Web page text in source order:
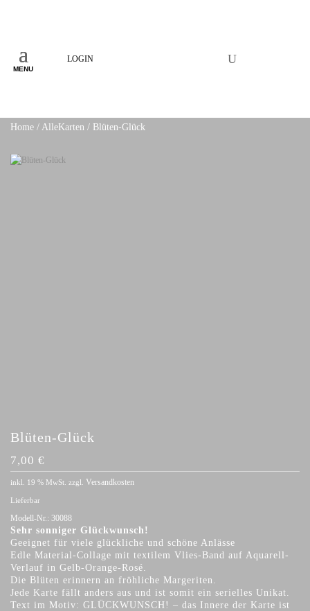
MENU
LOGIN
Home / AlleKarten / Blüten-Glück
Blüten-Glück
7,00 €
inkl. 19 % MwSt. zzgl. Versandkosten
Lieferbar
Modell-Nr.: 30088
Sehr sonniger Glückwunsch!
Geeignet für viele glückliche und schöne Anlässe
Edle Material-Collage mit textilem Vlies-Band auf Aquarell-
Verlauf in Gelb-Orange-Rosé.
Die Blüten erinnern an fröhliche Margeriten.
Jede Karte fällt anders aus und ist somit ein serielles Unikat.
Text im Motiv: GLÜCKWUNSCH! – das Innere der Karte ist